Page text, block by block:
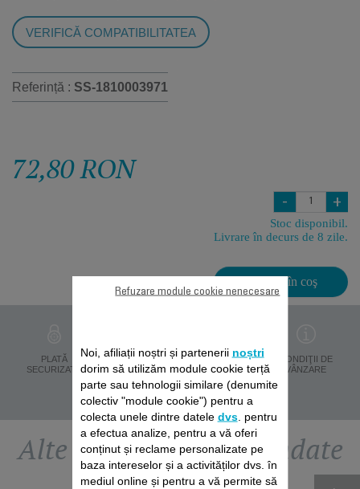
VERIFICĂ COMPATIBILITATEA
Referință : SS-1810003971
72,80 RON
- +
Stoc disponibil.
Livrare în decurs de 8 zile.
Adaugă în coş
PLATĂ
SECURIZATĂ
LIVRARE ÎN 8 ZILE
PROTECŢIA
DATELOR
PERSONALE
CONDIŢII DE
VÂNZARE
Alte accesorii recomandate
Noi, afiliații noștri și partenerii noștri
dorim să utilizăm module cookie terță
parte sau tehnologii similare (denumite
colectiv "module cookie") pentru a
colecta unele dintre datele dvs. pentru
a efectua analize, pentru a vă oferi
conținut și reclame personalizate pe
baza intereselor și a activităților dvs. în
mediul online și pentru a vă permite să
Refuzare module cookie nenecesare